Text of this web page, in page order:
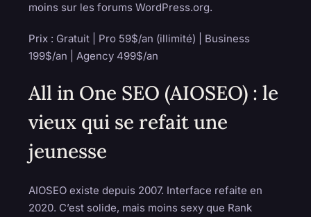
moins sur les forums WordPress.org.
Prix : Gratuit | Pro 59$/an (illimité) | Business
199$/an | Agency 499$/an
All in One SEO (AIOSEO) : le
vieux qui se refait une
jeunesse
AIOSEO existe depuis 2007. Interface refaite en
2020. C’est solide, mais moins sexy que Rank